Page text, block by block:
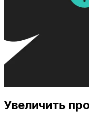
Увеличить